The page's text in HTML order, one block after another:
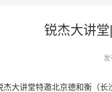
锐杰大讲
讲堂特邀北京德和衡（长